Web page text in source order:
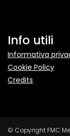
Info utili
Informativa
Cookie Policy
Credits
© Copyright FMC